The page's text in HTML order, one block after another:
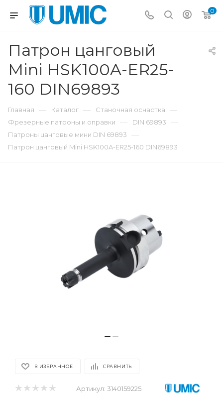
0
Патрон цанговый
Mini HSK100A-ER25-
160 DIN69893
Главная — Каталог — Станочная оснастка —
Фрезерные патроны и оправки — DIN 69893 —
Патроны цанговые мини DIN 69893 —
Патрон цанговый Mini HSK100A-ER25-160 DIN69893
В ИЗБРАННОЕ СРАВНИТЬ
Артикул: 3140159225